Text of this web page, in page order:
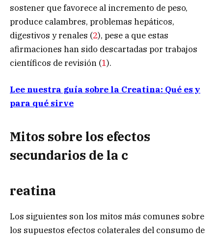
sostener que favorece al incremento de peso,
produce calambres, problemas hepáticos,
digestivos y renales (2), pese a que estas
afirmaciones han sido descartadas por trabajos
científicos de revisión (1).
Lee nuestra guía sobre la Creatina: Qué es y
para qué sirve
Mitos sobre los efectos
secundarios de la c
reatina
Los siguientes son los mitos más comunes sobre
los supuestos efectos colaterales del consumo de